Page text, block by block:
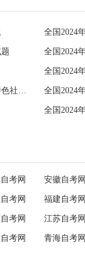
全国2024
全国2024
全国2024年4月高等教育自学考试毛泽东思想和中国特色社会主义理论体系概论试题 全国2024
全国2024
考网 安徽自考网
考网 福建自考网
考网 江苏自考网
考网 青海自考网